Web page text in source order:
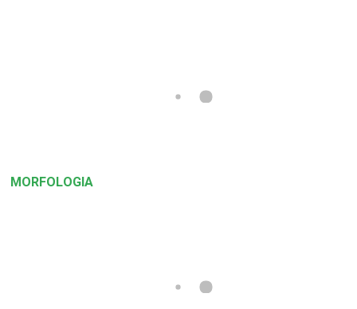
MORFOLOGIA